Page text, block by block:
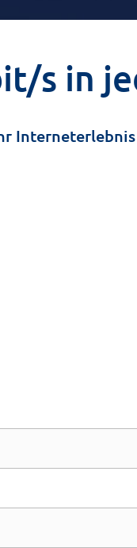
s in
Interneterlebnis